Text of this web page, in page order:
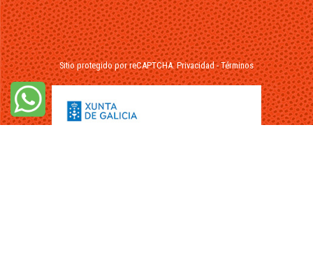
Sitio protegido por reCAPTCHA.Privacidad-Términos